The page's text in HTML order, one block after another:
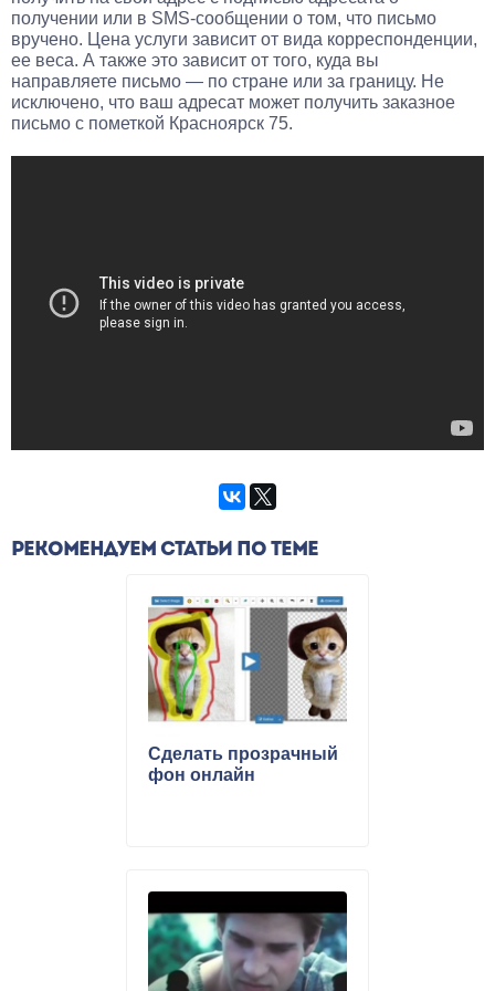
получении или в SMS-сообщении о том, что письмо
вручено. Цена услуги зависит от вида корреспонденции,
ее веса. А также это зависит от того, куда вы
направляете письмо — по стране или за границу. Не
исключено, что ваш адресат может получить заказное
письмо с пометкой Красноярск 75.
РЕКОМЕНДУЕМ СТАТЬИ ПО ТЕМЕ
Сделать прозрачный
фон онлайн